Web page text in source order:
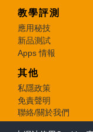
教學評測
應用秘技
新品測試
Apps 情報
其他
私隱政策
免責聲明
聯絡/關於我們